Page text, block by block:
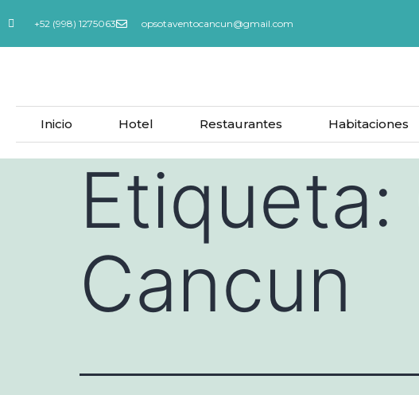
+52 (998) 1275063 opsotaventocancun@gmail.com
Inicio Hotel Restaurantes Habitaciones
Etiqueta:
Cancun